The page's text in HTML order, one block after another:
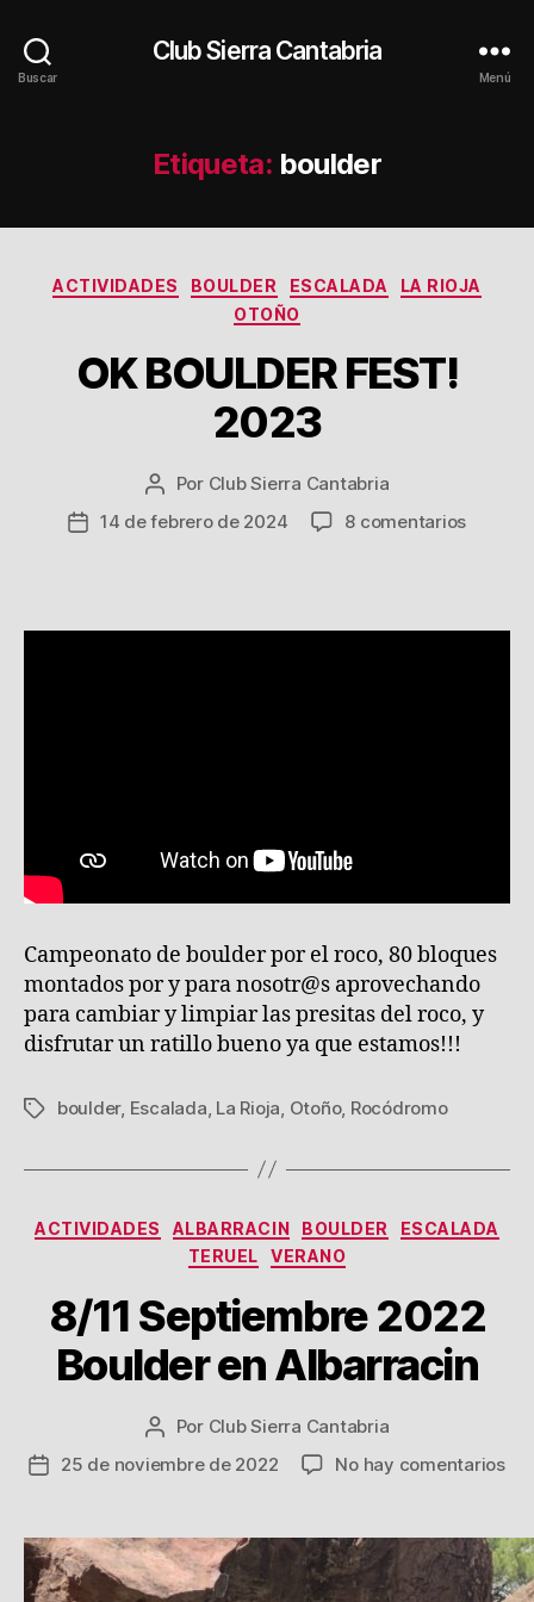
Buscar
Club Sierra Cantabria
Menú
Etiqueta: boulder
Categorías
ACTIVIDADES BOULDER ESCALADA
LA RIOJA
OTOÑO
OK BOULDER FEST!
2023
Autor
de
Por Club Sierra Cantabria
Fecha14 de febrero de 2024 8 comentariosen
2023
Campeonato de boulder por el roco, 80 bloques
montados por y para nosotr@s aprovechando
para cambiar y limpiar las presitas del roco, y
disfrutar un ratillo bueno ya que estamos!!!
Etiquetas
boulder, Escalada La Rioja Otoño, Rocódromo
Categorías
ACTIVIDADES ALBARRACIN BOULDER
ESCALADA
TERUEL
VERANO
8/11 Septiembre 2022
Boulder en Albarracin
Autor
Por Club Sierra Cantabria
Fecha
entrada
25 de noviembre de 2022 No hay comentariosen
en